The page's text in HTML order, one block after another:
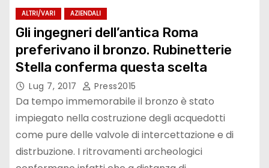
ALTRI/VARI AZIENDALI
Gli ingegneri dell’antica Roma
preferivano il bronzo. Rubinetterie
Stella conferma questa scelta
Lug 7, 2017 Press2015
Da tempo immemorabile il bronzo è stato
impiegato nella costruzione degli acquedotti
come pure delle valvole di intercettazione e di
distrbuzione. I ritrovamenti archeologici